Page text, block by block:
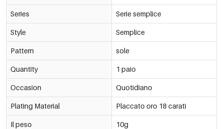
Series Serie semplice
Style Semplice
Pattern sole
Quantity 1 paio
Occasion Quotidiano
Plating Material Placcato oro 18 carati
Il peso 10g